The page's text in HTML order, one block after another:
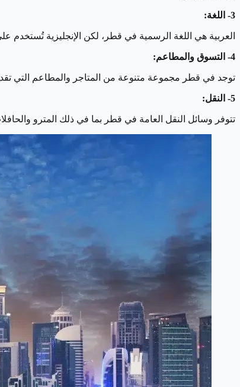
3- اللغة:
العربية هي اللغة الرسمية في قطر، لكن الإنجليزية تُستخدم
4- التسوق والمطاعم:
توجد في قطر مجموعة متنوعة من المتاجر والمطاعم التي تقدم
5- النقل:
تتوفر وسائل النقل العامة في قطر بما في ذلك المترو